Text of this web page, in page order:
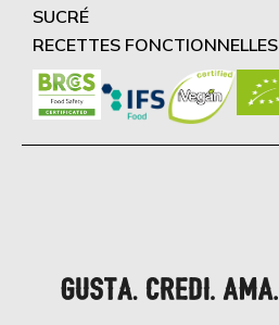
SUCRÉ
RECETTES FONCTIONNELLES